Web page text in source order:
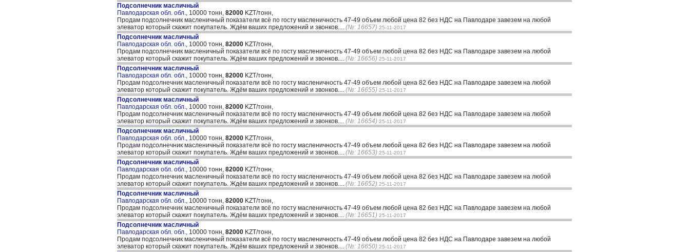
Подсолнечник масличный
Павлодарская обл. обл., 10000 тонн, 82000 KZT/тонн,
Продам подсолнечник масленичный показатели всё по госту масленичность 47-49 объем любой цена 82 без НДС на Павлодаре завезем на любой
элеватор который скажит покупатель. Ждём ваших предложений и звонков.... (№: 16657) 25-11-2017
Подсолнечник масличный
Павлодарская обл. обл., 10000 тонн, 82000 KZT/тонн,
Продам подсолнечник масленичный показатели всё по госту масленичность 47-49 объем любой цена 82 без НДС на Павлодаре завезем на любой
элеватор который скажит покупатель. Ждём ваших предложений и звонков.... (№: 16656) 25-11-2017
Подсолнечник масличный
Павлодарская обл. обл., 10000 тонн, 82000 KZT/тонн,
Продам подсолнечник масленичный показатели всё по госту масленичность 47-49 объем любой цена 82 без НДС на Павлодаре завезем на любой
элеватор который скажит покупатель. Ждём ваших предложений и звонков.... (№: 16655) 25-11-2017
Подсолнечник масличный
Павлодарская обл. обл., 10000 тонн, 82000 KZT/тонн,
Продам подсолнечник масленичный показатели всё по госту масленичность 47-49 объем любой цена 82 без НДС на Павлодаре завезем на любой
элеватор который скажит покупатель. Ждём ваших предложений и звонков.... (№: 16654) 25-11-2017
Подсолнечник масличный
Павлодарская обл. обл., 10000 тонн, 82000 KZT/тонн,
Продам подсолнечник масленичный показатели всё по госту масленичность 47-49 объем любой цена 82 без НДС на Павлодаре завезем на любой
элеватор который скажит покупатель. Ждём ваших предложений и звонков.... (№: 16653) 25-11-2017
Подсолнечник масличный
Павлодарская обл. обл., 10000 тонн, 82000 KZT/тонн,
Продам подсолнечник масленичный показатели всё по госту масленичность 47-49 объем любой цена 82 без НДС на Павлодаре завезем на любой
элеватор который скажит покупатель. Ждём ваших предложений и звонков.... (№: 16652) 25-11-2017
Подсолнечник масличный
Павлодарская обл. обл., 10000 тонн, 82000 KZT/тонн,
Продам подсолнечник масленичный показатели всё по госту масленичность 47-49 объем любой цена 82 без НДС на Павлодаре завезем на любой
элеватор который скажит покупатель. Ждём ваших предложений и звонков.... (№: 16651) 25-11-2017
Подсолнечник масличный
Павлодарская обл. обл., 10000 тонн, 82000 KZT/тонн,
Продам подсолнечник масленичный показатели всё по госту масленичность 47-49 объем любой цена 82 без НДС на Павлодаре завезем на любой
элеватор который скажит покупатель. Ждём ваших предложений и звонков.... (№: 16650) 25-11-2017